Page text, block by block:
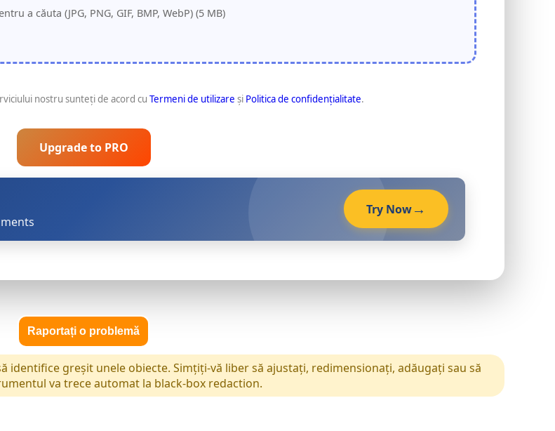
a căuta (JPG, PNG, GIF, BMP, WebP) (5 MB)
nostru sunteţi de acord cu Termeni de utilizare și Politica de confidențialitate.
Upgrade to PRO
Try Now
Raportați o problemă
identifice greșit unele obiecte. Simțiți-vă liber să ajustați, redimensionați, adăugați sau să
va trece automat la black‑box redaction.